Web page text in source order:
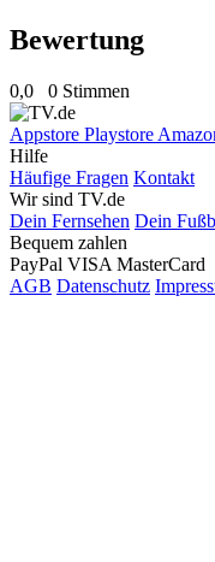
Bewertung
0,0 0 Stimmen
Appstore Playstore
Hilfe
Häufige Fragen Kontakt
Wir sind TV.de
Dein Fernsehen Dein
Bequem zahlen
PayPal VISA MasterCard
AGB Datenschutz